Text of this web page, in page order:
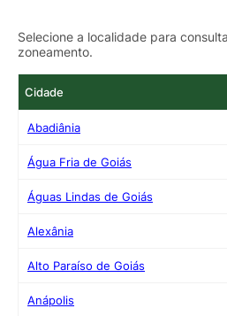
Selecione a localidade para
zoneamento.
Cidade
Abadiânia
Água Fria de Goiás
Águas Lindas de Goiás
Alexânia
Alto Paraíso de Goiás
Anápolis